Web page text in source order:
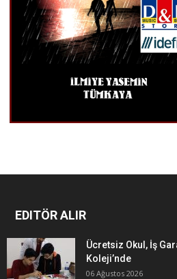
EDITÖR ALIR
Ücretsiz Okul, İş
Koleji’nde
06 Ağustos 2026